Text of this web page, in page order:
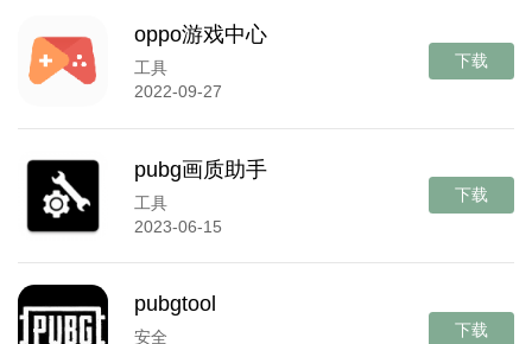
oppo游戏中心
工具
2022-09-27
下载
pubg画质助手
工具
2023-06-15
下载
pubgtool
安全
下载